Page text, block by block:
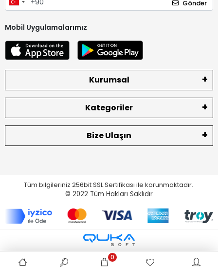
Gönder
Mobil Uygulamalarımız
Kurumsal
Kategoriler
Bize Ulaşın
Tüm bilgileriniz 256bit SSL Sertifikası ile korunmaktadır.
© 2022 Tüm Hakları Saklıdır
0